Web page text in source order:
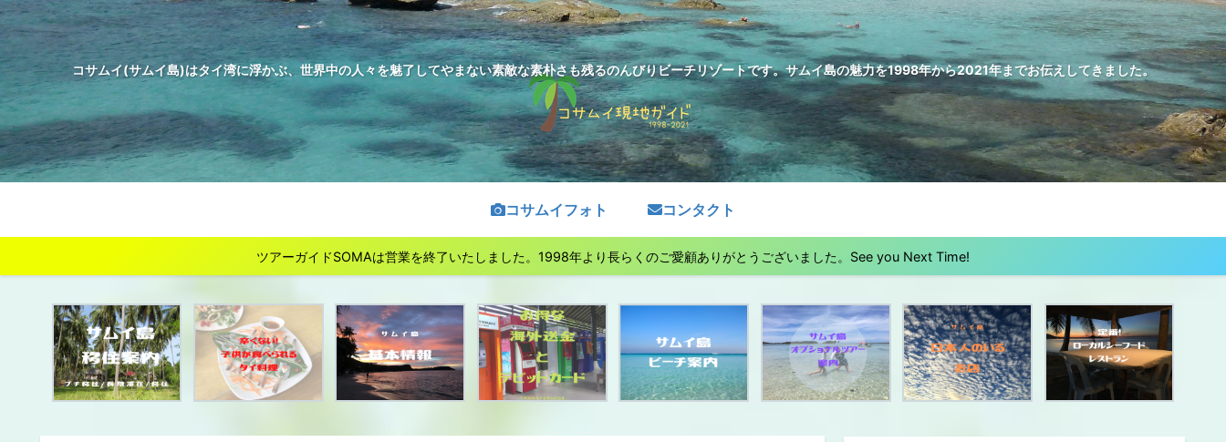
コサムイ(サムイ島)はタイ湾に浮かぶ、世界中の人々を魅了してやまない素敵な素朴さも残るのんびりビーチリゾートです。サムイ島の魅力を1998年から2021年までお伝えしてきました。
コサムイフォト コンタクト
ツアーガイドSOMAは営業を終了いたしました。1998年より長らくのご愛顧ありがとうございました。See you Next Time!